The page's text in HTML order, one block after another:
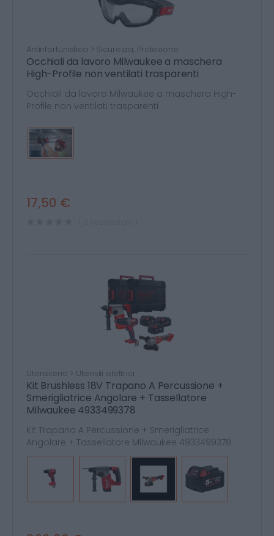
Antinfortunistica > Sicurezza, Protezione
Occhiali da lavoro Milwaukee a maschera
High-Profile non ventilati trasparenti
Occhiali da lavoro Milwaukee a maschera High-
Profile non ventilati trasparenti
17,50 €
Utensileria > Utensili elettrici
Kit Brushless 18V Trapano A Percussione +
Smerigliatrice Angolare + Tassellatore
Milwaukee 4933499378
Kit Trapano A Percussione + Smerigliatrice
Angolare + Tassellatore Milwaukee 4933499378